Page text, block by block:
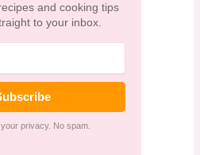
and cooking tips
to your inbox.
privacy. No spam.